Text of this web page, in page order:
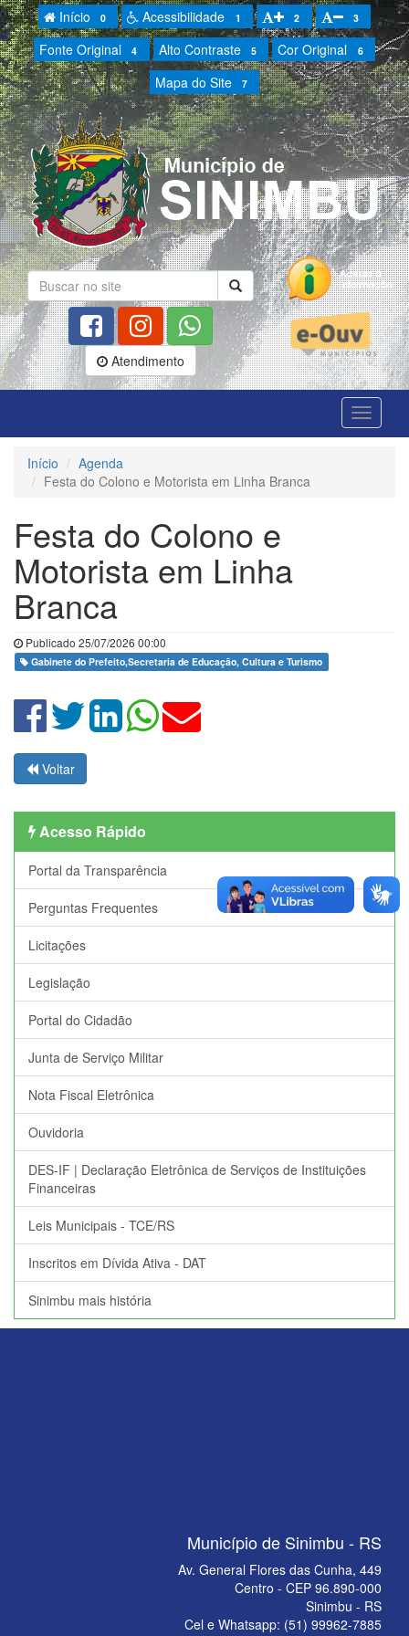
Início 0 Acessibilidade 1 2 3
Fonte Original 4 Alto Contraste 5 Cor Original 6
Mapa do Site 7
Atendimento
Início
Agenda
Festa do Colono e Motorista em Linha Branca
Festa do Colono e
Motorista em Linha
Branca
Publicado 25/07/2026 00:00
Gabinete do Prefeito,Secretaria de Educação, Cultura e Turismo
Voltar
Acesso Rápido
Portal da Transparência
Perguntas Frequentes
Licitações
Legislação
Portal do Cidadão
Junta de Serviço Militar
Nota Fiscal Eletrônica
Ouvidoria
DES-IF | Declaração Eletrônica de Serviços de Instituições
Financeiras
Leis Municipais - TCE/RS
Inscritos em Dívida Ativa - DAT
Sinimbu mais história
Município de Sinimbu - RS
Av. General Flores das Cunha, 449
Centro - CEP 96.890-000
Sinimbu - RS
Cel e Whatsapp: (51) 99962-7885